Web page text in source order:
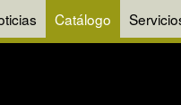
Catálogo